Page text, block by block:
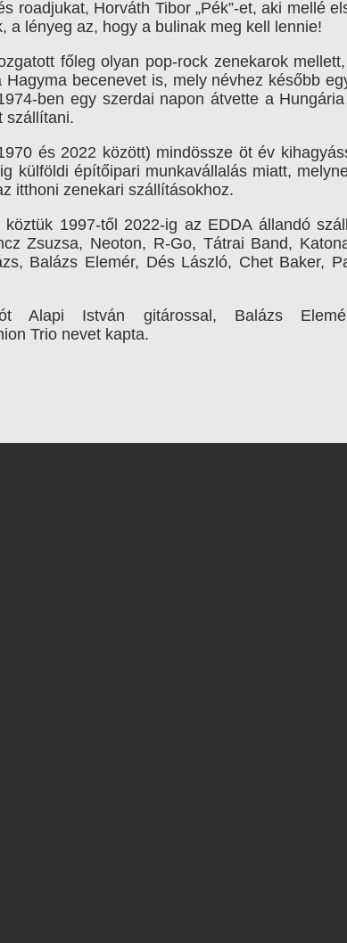
roadjukat, Horváth Tibor „Pék”-et, aki mellé
a lényeg az, hogy a bulinak meg kell lennie!
főleg olyan pop-rock zenekarok
becenevet is, mely névhez később
ben egy szerdai napon átvette a
szállítani.
és 2022 között) mindössze öt év
külföldi építőipari munkavállalás miatt,
itthoni zenekari szállításokhoz.
1997-től 2022-ig az EDDA állandó
Zsuzsa, Neoton, R-Go, Tátrai Band,
Balázs Elemér, Dés László, Chet Baker,
Alapi István gitárossal, Balázs
Trio nevet kapta.